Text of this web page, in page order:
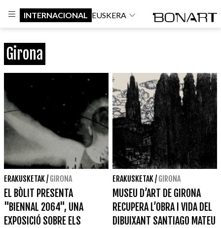
INTERNACIONAL EUSKERA
Girona
ERAKUSKETAK/ GIRONA
EL BÒLIT PRESENTA
"BIENNAL 2064", UNA
EXPOSICIÓ SOBRE ELS
ERAKUSKETAK/ GIRONA
MUSEU D’ART DE GIRONA
RECUPERA L’OBRA I VIDA DEL
DIBUIXANT SANTIAGO MATEU